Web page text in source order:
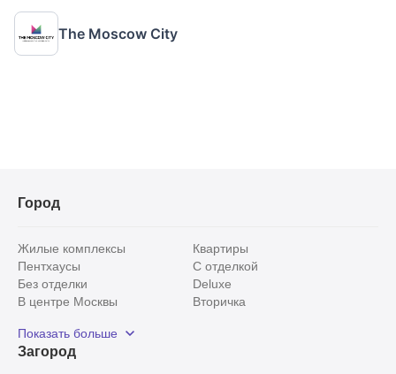
натуральные материалы. Индивидуальный дизайн проект.
Все делали для себя с любовью и душой. Функциональная
The Moscow City
Город
Жилые комплексы
Квартиры
Пентхаусы
С отделкой
Без отделки
Deluxe
В центре Москвы
Вторичка
Рядом с парком
С панорамными окнами
Показать больше
Загород